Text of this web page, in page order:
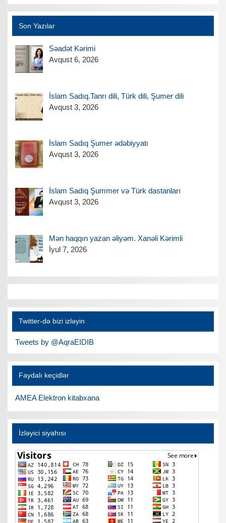
Son Yazılar
Səadət Kərimi
Avqust 6, 2026
İslam Sadıq.Tanrı dili, Türk dili, Şumer dili
Avqust 3, 2026
İslam Sadıq Şumer ədəbiyyatı
Avqust 3, 2026
İslam Sadıq Şummer və Türk dastanları
Avqust 3, 2026
Mən haqqın yazan əliyəm. Xanəli Kərimli
İyul 7, 2026
Twitter-də bizi izləyin
Tweets by @AqraEIDIB
Faydalı keçidlər
AMEA Elektron kitabxana
İzləyici siyahısı